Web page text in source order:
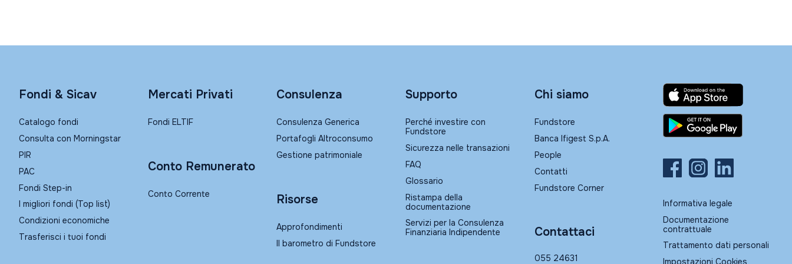
Fondi & Sicav
Catalogo fondi
Consulta con Morningstar
PIR
PAC
Fondi Step-in
I migliori fondi (Top list)
Condizioni economiche
Trasferisci i tuoi fondi
Mercati Privati
Fondi ELTIF
Conto Remunerato
Conto Corrente
Consulenza
Consulenza Generica
Portafogli Altroconsumo
Gestione patrimoniale
Risorse
Approfondimenti
Il barometro di Fundstore
Supporto
Perché investire con
Fundstore
Sicurezza nelle transazioni
FAQ
Glossario
Ristampa della
documentazione
Servizi per la Consulenza
Finanziaria Indipendente
Chi siamo
Fundstore
Banca Ifigest S.p.A.
People
Contatti
Fundstore Corner
Contattaci
055 24631
Informativa legale
Documentazione
contrattuale
Trattamento dati personali
Impostazioni Cookies